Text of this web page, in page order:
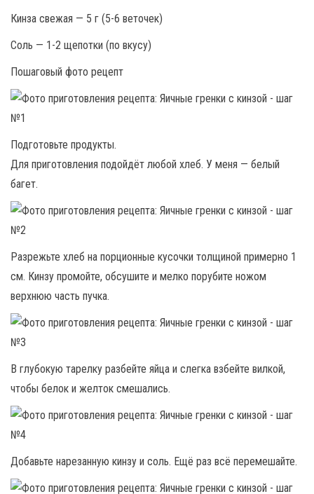
Кинза свежая — 5 г (5-6 веточек)
Соль — 1-2 щепотки (по вкусу)
Пошаговый фото рецепт
Подготовьте продукты.
Для приготовления подойдёт любой хлеб. У меня — белый
багет.
Разрежьте хлеб на порционные кусочки толщиной примерно 1
см. Кинзу промойте, обсушите и мелко порубите ножом
верхнюю часть пучка.
В глубокую тарелку разбейте яйца и слегка взбейте вилкой,
чтобы белок и желток смешались.
Добавьте нарезанную кинзу и соль. Ещё раз всё перемешайте.